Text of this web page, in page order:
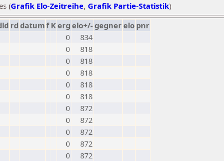
(Grafik Elo-Zeitreihe, Grafik Partie-Statistik)
rd datumf Kerg elo+/-gegnerelo pnr
0
834
0
818
0
818
0
818
0
818
0
818
0
872
0
872
0
872
0
872
0
872